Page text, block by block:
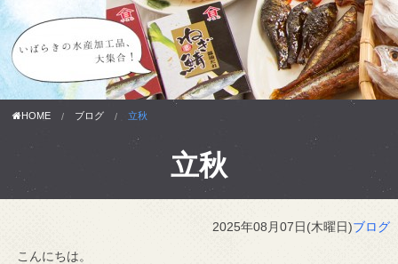
HOME ブログ 立秋
立秋
2025年08月07日(木曜日)ブログ
こんにちは。